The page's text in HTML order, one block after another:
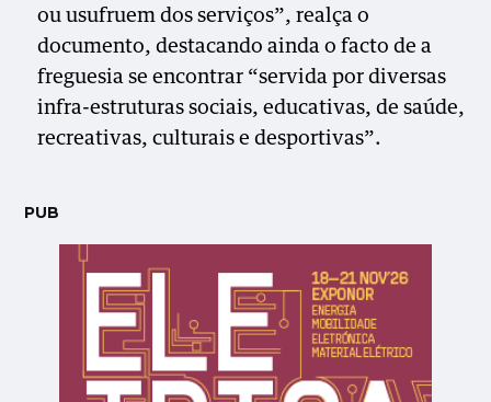
ou usufruem dos serviços”, realça o
documento, destacando ainda o facto de a
freguesia se encontrar “servida por diversas
infra-estruturas sociais, educativas, de saúde,
recreativas, culturais e desportivas”.
PUB